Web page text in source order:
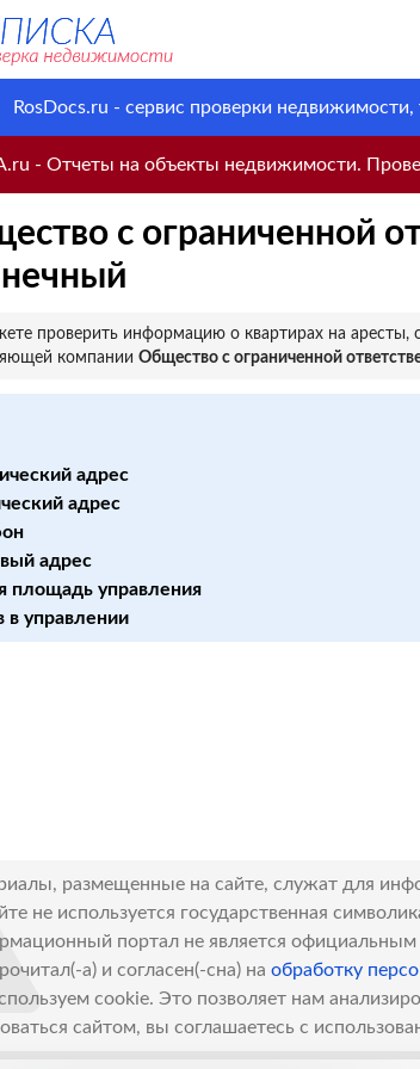
RosDocs.ru - сервис проверки
- Отчеты на объекты недвижимости.
с ограниченной
проверить информацию о квартирах на аресты,
компании Общество с ограниченной
адрес
адрес
адрес
площадь управления
в управлении
размещенные на сайте, служат для
не используется государственная
портал не является официальным
а) и согласен(-сна) на обработку
cookie. Это позволяет нам
сайтом, вы соглашаетесь с